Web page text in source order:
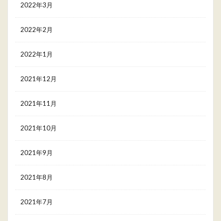
2022年3月
2022年2月
2022年1月
2021年12月
2021年11月
2021年10月
2021年9月
2021年8月
2021年7月